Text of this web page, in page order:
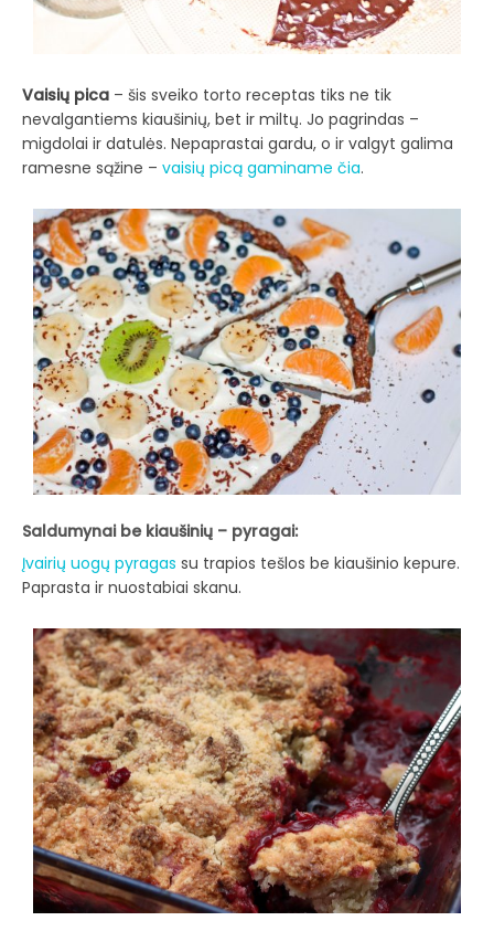
Vaisių pica – šis sveiko torto receptas tiks ne tik
nevalgantiems kiaušinių, bet ir miltų. Jo pagrindas –
migdolai ir datulės. Nepaprastai gardu, o ir valgyt galima
ramesne sąžine – vaisių picą gaminame čia.
Saldumynai be kiaušinių – pyragai:
Įvairių uogų pyragas su trapios tešlos be kiaušinio kepure.
Paprasta ir nuostabiai skanu.